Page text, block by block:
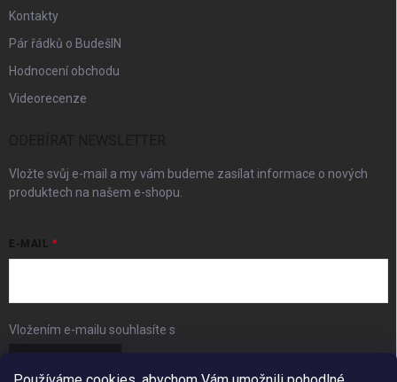
Kontakty
Pár řádků o BudešIN
Hodnocení obchodu
Videorecenze
Vložte svůj e-mail a my vám budeme zasílat informace o nových
produktech na našem e-shopu.
E-MAIL
Vložením e-mailu souhlasíte s